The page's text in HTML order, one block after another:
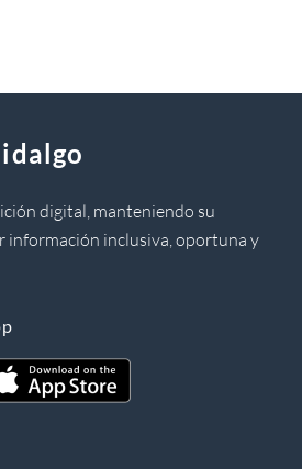
digital, manteniendo su
información inclusiva, oportuna y